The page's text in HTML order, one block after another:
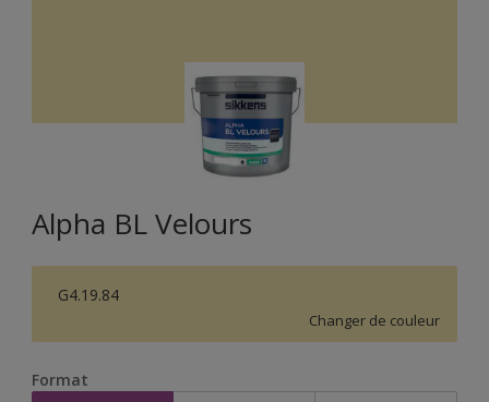
Alpha BL Velours
G4.19.84
Changer de couleur
Format